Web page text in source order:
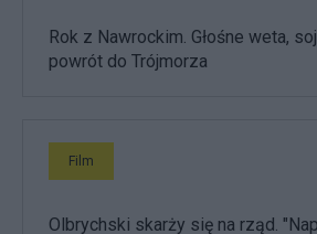
Rok z Nawrockim. Głośne weta,
powrót do Trójmorza
Film
Olbrychski skarży się na rząd.